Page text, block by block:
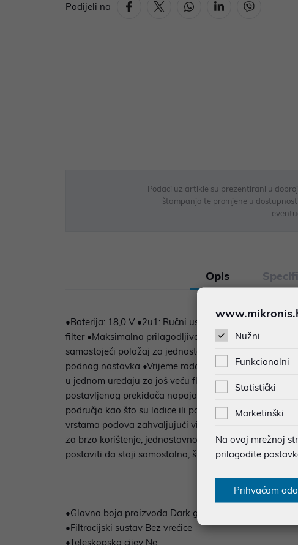
Podijeli na
Podaci uz artikle su prezentirani u
štampanja te promjene u
Opis
•Baterija: 18,0 V •2u1: Ručni usisavač i štapni
filter •Maksimalna prilagodljivost: usisavanje bez
samostojeći položaj za jednostavno ostavljanje,
podnog nastavka •Vrijeme rada: do 44 min •Vrijeme
u jednom uređaju za još veću fleksibilnost •Usisavač
postavljenog prekidača napajanja i jednostavne
područja kao što su ladice ili pod ispod namještaja.
vrstama podova zahvaljujući visokoučinkovitoj
za brzo korištenje, jednostavno za pospremanje i
postaviti da stoji samostalno, što je prednost ako
•Glavna boja proizvoda Dark grey injection
•Filtracijski sustav Bez vrećice
•Teleskopska cijev Ne
Nužni
Funkcionalni
Statistički
Marketinški
Na ovoj mrežnoj
prilagodite
Prihvaćam